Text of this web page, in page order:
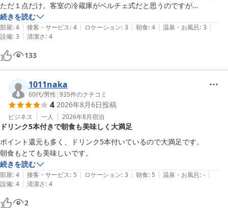
ただ１点だけ。客室の冷蔵庫がベルチェ式だと思うのですが
しっかり冷えるとさらにいいのですが。方式的に難しいかもしれません
続きを読む
部屋: 4 | 接客・サービス: 4 | ロケーション: 3 | 朝食: 4 | 温泉・お風呂: 3 |
設備: 3 | 清潔さ: 4
133
1011naka
60代/男性 |935件のクチコミ
4 2026年8月6日投稿
ビジネス 一人 2026年8月宿泊
ドリンク5本付きで朝食も美味しく大満足
ポイント還元も多く、ドリンク5本付いているので大満足です。
朝食もとても美味しいです。
続きを読む
部屋: 4 | 接客・サービス: 5 | ロケーション: 3 | 朝食: 5 | 温泉・お風呂: - |
設備: 4 | 清潔さ: 4
2